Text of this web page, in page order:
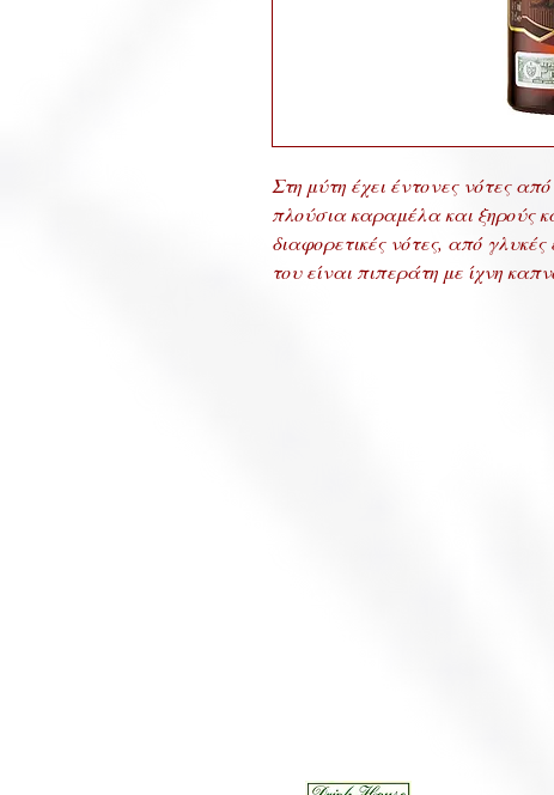
Στη μύτη έχει έντονες νότες
πλούσια καραμέλα και ξηρούς
διαφορετικές νότες, από
του είναι πιπεράτη με ίχνη